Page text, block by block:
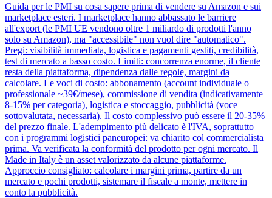
Guida per le PMI su cosa sapere prima di vendere su Amazon e sui
marketplace esteri. I marketplace hanno abbassato le barriere
all'export (le PMI UE vendono oltre 1 miliardo di prodotti l'anno
solo su Amazon), ma "accessibile" non vuol dire "automatico".
Pregi: visibilità immediata, logistica e pagamenti gestiti, credibilità,
test di mercato a basso costo. Limiti: concorrenza enorme, il cliente
resta della piattaforma, dipendenza dalle regole, margini da
calcolare. Le voci di costo: abbonamento (account individuale o
professionale ~39€/mese), commissione di vendita (indicativamente
8-15% per categoria), logistica e stoccaggio, pubblicità (voce
sottovalutata, necessaria). Il costo complessivo può essere il 20-35%
del prezzo finale. L'adempimento più delicato è l'IVA, soprattutto
con i programmi logistici paneuropei: va chiarito col commercialista
prima. Va verificata la conformità del prodotto per ogni mercato. Il
Made in Italy è un asset valorizzato da alcune piattaforme.
Approccio consigliato: calcolare i margini prima, partire da un
mercato e pochi prodotti, sistemare il fiscale a monte, mettere in
conto la pubblicità.